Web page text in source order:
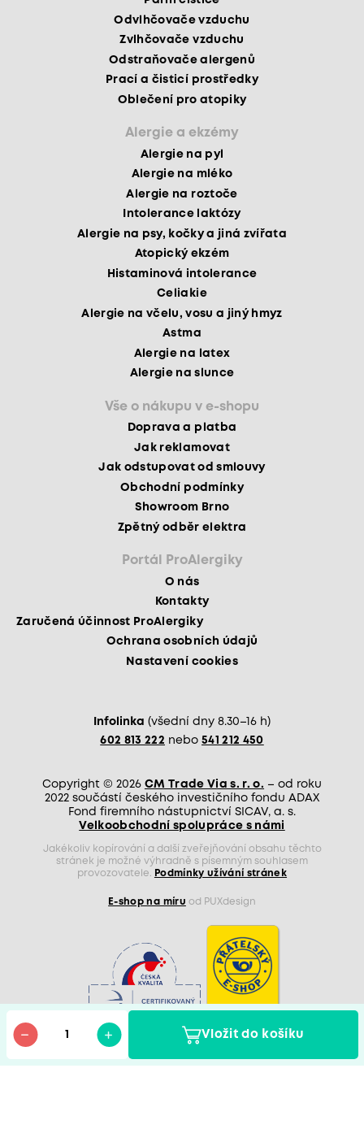
Vložit do košíku
Odvlhčovače vzduchu
Zvlhčovače vzduchu
Odstraňovače alergenů
Prací a čisticí prostředky
Oblečení pro atopiky
Alergie a ekzémy
Alergie na pyl
Alergie na mléko
Alergie na roztoče
Intolerance laktózy
Alergie na psy, kočky a jiná zvířata
Atopický ekzém
Histaminová intolerance
Celiakie
Alergie na včelu, vosu a jiný hmyz
Astma
Alergie na latex
Alergie na slunce
Vše o nákupu v e-shopu
Doprava a platba
Jak reklamovat
Jak odstupovat od smlouvy
Obchodní podmínky
Showroom Brno
Zpětný odběr elektra
Portál ProAlergiky
O nás
Kontakty
Zaručená účinnost ProAlergiky
Ochrana osobních údajů
Nastavení cookies
Infolinka (všední dny 8.30–16 h)
602 813 222 nebo 541 212 450
Copyright © 2026 CM Trade Via s. r. o. – od roku
2022 součástí českého investičního fondu ADAX
Fond firemního nástupnictví SICAV, a. s.
Velkoobchodní spolupráce s námi
Jakékoliv kopírování a další zveřejňování obsahu těchto
stránek je možné výhradně s písemným souhlasem
provozovatele.
Podmínky užívání stránek
E-shop na míru od PUXdesign